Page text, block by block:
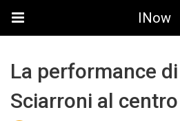
INow
La performance
Sciarroni al